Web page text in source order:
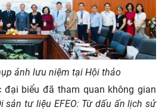
ảnh lưu niệm tại Hội thảo
đại biểu đã tham quan không gian
sản tư liệu EFEO: Từ dấu ấn lịch sử